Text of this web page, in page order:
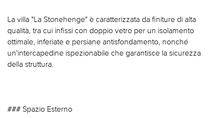
La villa "La Stonehenge" è caratterizzata da finiture di alta
qualità, tra cui infissi con doppio vetro per un isolamento
ottimale, inferiate e persiane antisfondamento, nonché
un'intercapedine ispezionabile che garantisce la sicurezza
della struttura.
### Spazio Esterno